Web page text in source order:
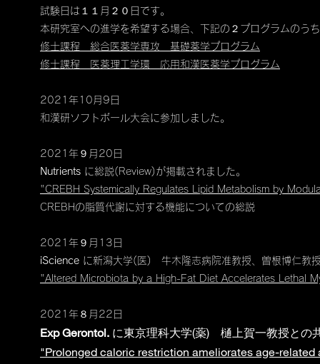
試験日は１１月２０日です。
本研究室への進学を希望する場合、下記の２プログラムのう
修士課程 総合医薬学専攻 基礎薬学プログラム
修士課程 医薬理工学環 応用和漢医薬学プログラム
2021年10月9日
​和漢研ソフトボール大会に参加しました。
2021年９月20日
Nutrients に総説(Review)が掲載されました。
"CREBH Systemically Regulates Lipid Metabolism by
CREBHの脂質代謝に対する機能についての総説
2021年９月13日
iScience に新潟大学(医) 牛木隆志病院准教授、曽根博仁教
"Altered Microbiota by a High-Fat Diet Accelerates Lethal
2021年８月22日
Exp Gerontol. に東京理科大学(薬) 樋上賀一教授との
"Prolonged caloric restriction ameliorates age-